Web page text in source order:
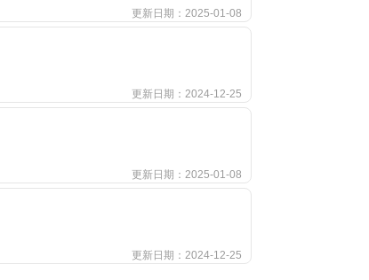
更新日期：2025-01-08
更新日期：2024-12-25
更新日期：2025-01-08
更新日期：2024-12-25